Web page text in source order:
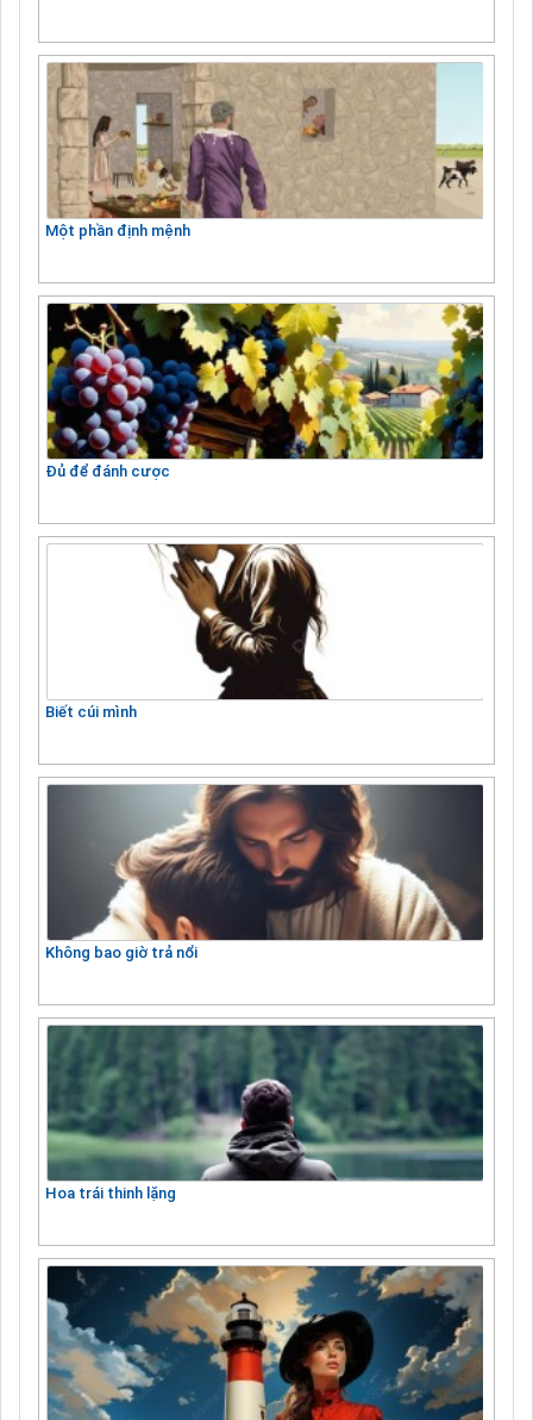
Một phần định mệnh
Đủ để đánh cược
Biết cúi mình
Không bao giờ trả nổi
Hoa trái thinh lặng